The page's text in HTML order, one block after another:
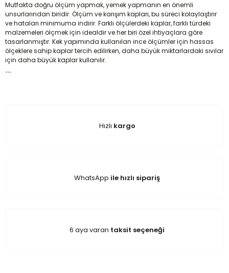
Mutfakta doğru ölçüm yapmak, yemek yapmanın en önemli
unsurlarından biridir. Ölçüm ve karışım kapları, bu süreci kolaylaştırır
ve hataları minimuma indirir. Farklı ölçülerdeki kaplar, farklı türdeki
malzemeleri ölçmek için idealdir ve her biri özel ihtiyaçlara göre
tasarlanmıştır. Kek yapımında kullanılan ince ölçümler için hassas
ölçeklere sahip kaplar tercih edilirken, daha büyük miktarlardaki sıvılar
için daha büyük kaplar kullanılır.
```
Hızlı kargo
WhatsApp ile hızlı sipariş
6 aya varan taksit seçeneği